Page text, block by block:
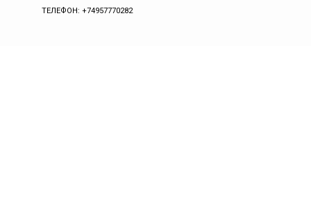
ТЕЛЕФОН: +74957770282